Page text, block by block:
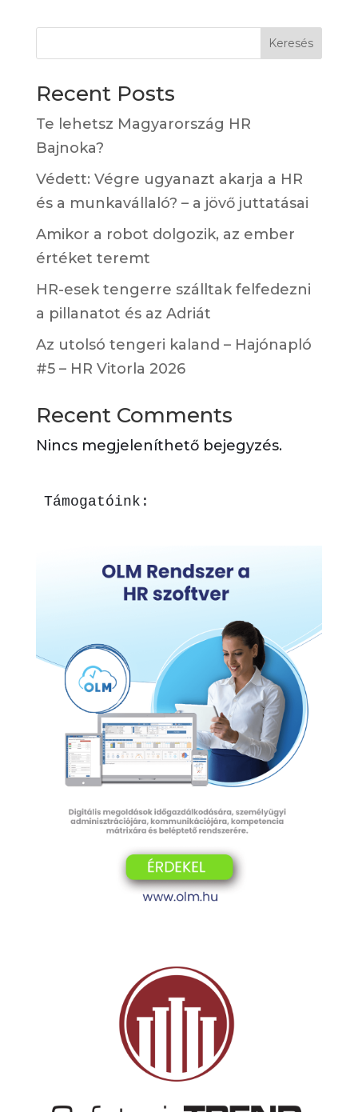
Keresés
Recent Posts
Te lehetsz Magyarország HR
Bajnoka?
Védett: Végre ugyanazt akarja a HR
és a munkavállaló? – a jövő juttatásai
Amikor a robot dolgozik, az ember
értéket teremt
HR-esek tengerre szálltak felfedezni
a pillanatot és az Adriát
Az utolsó tengeri kaland – Hajónapló
#5 – HR Vitorla 2026
Recent Comments
Nincs megjeleníthető bejegyzés.
Támogatóink: